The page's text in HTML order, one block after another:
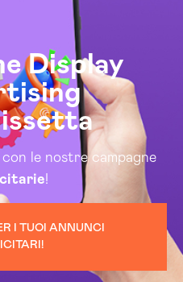
Display
le nostre campagne
!
I TUOI ANNUNCI